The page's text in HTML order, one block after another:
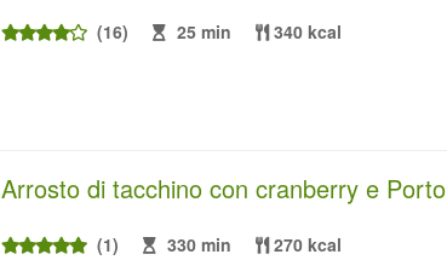
(16) 25 min 340 kcal
Arrosto di tacchino con cranberry e Porto
(1) 330 min 270 kcal